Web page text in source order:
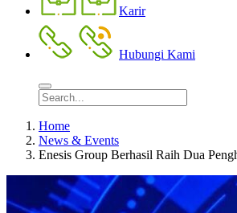
Karir
Hubungi Kami
Home
News & Events
Enesis Group Berhasil Raih Dua